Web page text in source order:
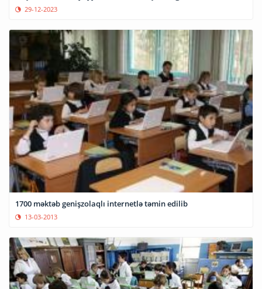
29-12-2023
1700 məktəb genişzolaqlı internetlə təmin edilib
13-03-2013